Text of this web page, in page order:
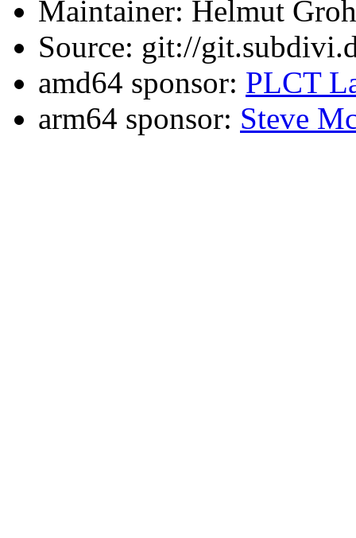
Maintainer: Helmut
Source: git://
amd64 sponsor: PLCT
arm64 sponsor: Steve